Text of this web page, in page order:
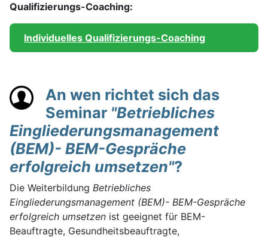
Qualifizierungs-Coaching:
Individuelles Qualifizierungs-Coaching
An wen richtet sich das
Seminar "Betriebliches
Eingliederungsmanagement
(BEM)- BEM-Gespräche
erfolgreich umsetzen"?
Die Weiterbildung Betriebliches
Eingliederungsmanagement (BEM)- BEM-Gespräche
erfolgreich umsetzen ist geeignet für BEM-
Beauftragte, Gesundheitsbeauftragte,